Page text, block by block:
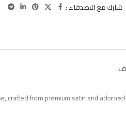
شارك مع الاصدقاء :
crafted from premium satin and